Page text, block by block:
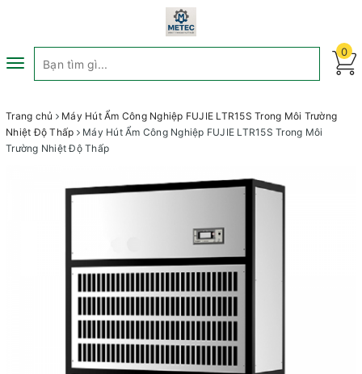
Toggle
navigation
0
Trang chủ
Máy Hút Ẩm Công Nghiệp FUJIE LTR15S Trong Môi Trường
Nhiệt Độ Thấp
Máy Hút Ẩm Công Nghiệp FUJIE LTR15S Trong Môi
Trường Nhiệt Độ Thấp